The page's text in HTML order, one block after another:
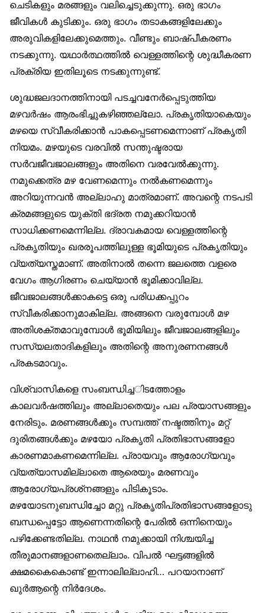
ചെടികളും മരങ്ങളും വലിച്ചെടുക്കുന്നു. ഒരു ഭാഗം
ജീവികൾ കുടിക്കും. ഒരു ഭാഗം തടാകങ്ങളിലേക്കും
അരുവികളിലേക്കുമെത്തും. വീണ്ടും ബാഷ്പീകരണം
നടക്കുന്നു. യഥാർത്ഥത്തിൽ വെള്ളത്തിന്റെ ശുദ്ധീകരണ
പ്രക്രിയ ഇതിലൂടെ നടക്കുന്നുണ്ട്.
ശുദ്ധജലദാനത്തിനായി പടച്ചവനേർപ്പെടുത്തിയ
മഴവർഷം ആരംഭിച്ചുകഴിഞ്ഞല്ലോ. പ്രകൃതിയാകെയും
മഴയെ സ്വീകരിക്കാൻ പാകപ്പെടണമെന്നാണ് പ്രകൃതി
നിയമം. മഴയുടെ വരവിൽ സന്തുഷ്ടരായ
സർവജീവജാലങ്ങളും അതിനെ വരവേൽക്കുന്നു.
നമുക്കെത്ര മഴ വേണമെന്നും നൽകണമെന്നും
അറിയുന്നവൻ അല്ലാഹു മാത്രമാണ്. അവന്റെ നടപടി
ക്രമങ്ങളുടെ യുക്തി ഭദ്രത നമുക്കറിയാൻ
സാധിക്കണമെന്നില്ല. ദ്രാവകമായ വെള്ളത്തിന്റെ
പ്രകൃതിയും ഖരരൂപത്തിലുള്ള ഭൂമിയുടെ പ്രകൃതിയും
വ്യത്യസ്തമാണ്. അതിനാൽ തന്നെ ജലത്തെ വളരെ
വേഗം ആഗിരണം ചെയ്യാൻ ഭൂമിക്കാവില്ല.
ജീവജാലങ്ങൾക്കാകട്ടെ ഒരു പരിധക്കപ്പുറം
സ്വീകരിക്കാനുമാകില്ല. അങ്ങനെ വരുമ്പോൾ മഴ
അതിശക്തമാവുമ്പോൾ ഭൂമിയിലും ജീവജാലങ്ങളിലും
സസ്യലതാദികളിലും അതിന്റെ അനുരണനങ്ങൾ
പ്രകടമാവും.
വിശ്വാസികളെ സംബന്ധിച്ചിടത്തോളം
കാലവർഷത്തിലും അല്ലാതെയും പല പ്രയാസങ്ങളും
നേരിടും. മരണങ്ങൾക്കും സമ്പത്ത് നഷ്ടത്തിനും മറ്റ്
ദുരിതങ്ങൾക്കും മഴയോ പ്രകൃതി പ്രതിഭാസങ്ങളോ
കാരണമാകണമെന്നില്ല. പ്രായവും ആരോഗ്യവും
വ്യത്യാസമില്ലാതെ ആരെയും മരണവും
ആരോഗ്യപ്രശ്‌നങ്ങളും പിടികൂടാം.
മഴയോടനുബന്ധിച്ചോ മറ്റു പ്രകൃതിപ്രതിഭാസങ്ങളോടു
ബന്ധപ്പെട്ടോ ആണെന്നതിന്റെ പേരിൽ ഒന്നിനെയും
പഴിക്കേണ്ടതില്ല. നാഥൻ നമുക്കായി നിശ്ചയിച്ച
തീരുമാനങ്ങളാണതെല്ലാം. വിപൽ ഘട്ടങ്ങളിൽ
ക്ഷമകൈകൊണ്ട് ഇന്നാലില്ലാഹി… പറയാനാണ്
ഖുർആന്റെ നിർദേശം.